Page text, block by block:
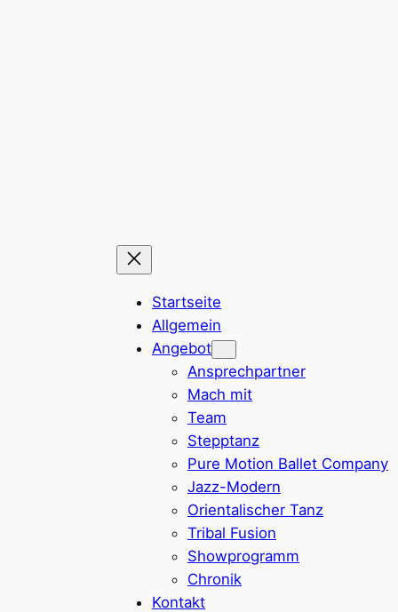
Startseite
Allgemein
Angebot
Ansprechpartner
Mach mit
Team
Stepptanz
Pure Motion Ballet Company
Jazz-Modern
Orientalischer Tanz
Tribal Fusion
Showprogramm
Chronik
Kontakt